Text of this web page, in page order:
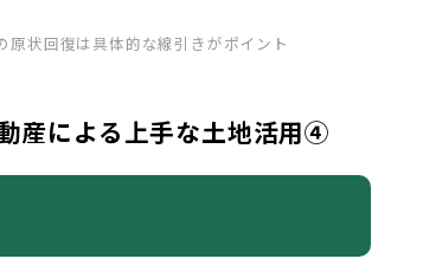
原状回復は具体的な線引きがポイント
産による上手な土地活用④